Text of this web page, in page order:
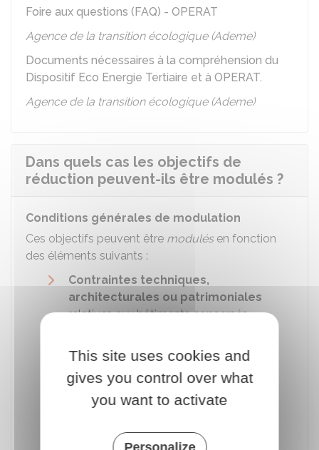
Foire aux questions (FAQ) - OPERAT
Agence de la transition écologique (Ademe)
Documents nécessaires à la compréhension du
Dispositif Eco Energie Tertiaire et à OPERAT.
Agence de la transition écologique (Ademe)
Dans quels cas les objectifs de
réduction peuvent-ils être modulés ?
Conditions générales de modulation
Ces objectifs peuvent être modulésen fonction
des éléments suivants :
Contraintes techniques,
architecturales ou patrimoniales
relatives aux bâtiments concernés
dans ces bâtiments ou duvolume
cette activité. Par exemple : un
changement de l'amplitude horaire
d'accueil du public peut modifier
dépensée par le bâtiment.
This site uses cookies and
gives you control over what
you want to activate
Personalize